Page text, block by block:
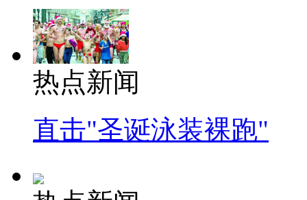
热点新闻
直击"圣诞泳装裸跑"